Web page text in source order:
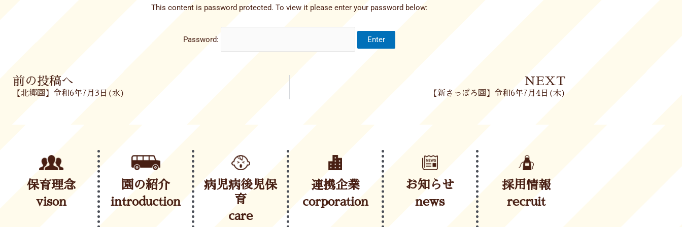
This content is password protected. To view it please enter your password below:
Password:
Prev
前の投稿へ
【北郷園】令和6年7月3日(水)
NEXT
【新さっぽろ園】令和6年7月4日(木)
保育理念
vison
園の紹介
introduction
病児病後児保
育
care
連携企業
corporation
お知らせ
news
採用情報
recruit